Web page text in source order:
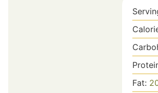
Fat: